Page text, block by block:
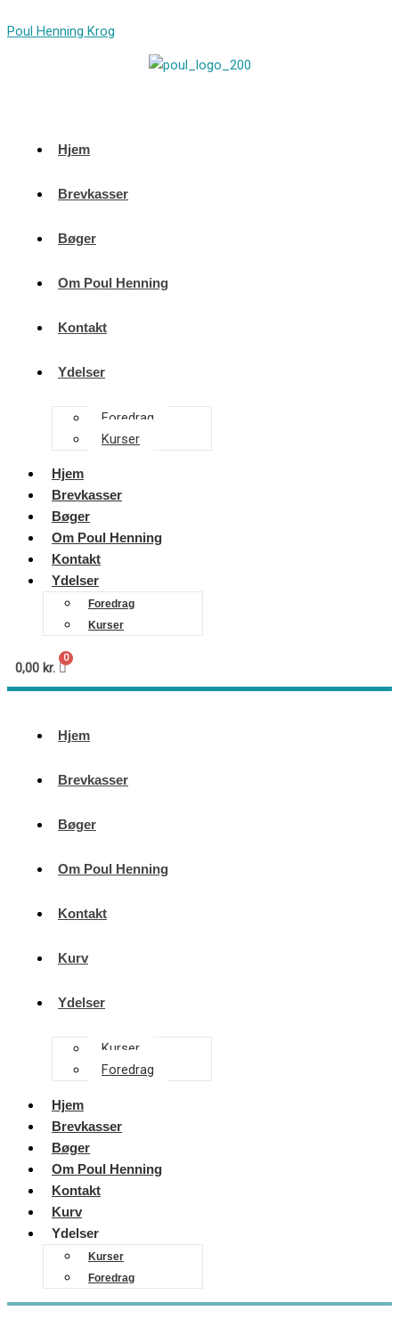
til
Poul Henning Krog
Hjem
Brevkasser
Bøger
Om Poul Henning
Kontakt
Ydelser
Foredrag
Kurser
Hjem
Brevkasser
Bøger
Om Poul Henning
Kontakt
Ydelser
Foredrag
Kurser
0,00 kr.
Hjem
Brevkasser
Bøger
Om Poul Henning
Kontakt
Kurv
Ydelser
Kurser
Foredrag
Hjem
Brevkasser
Bøger
Om Poul Henning
Kontakt
Kurv
Ydelser
Kurser
Foredrag